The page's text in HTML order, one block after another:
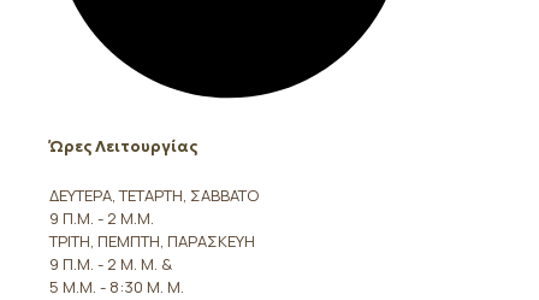
Ώρες Λειτουργίας
ΔΕΥΤΕΡΑ, ΤΕΤΑΡΤΗ, ΣΑΒΒΑΤΟ
9 Π.Μ. - 2 Μ.Μ.
ΤΡΙΤΗ, ΠΕΜΠΤΗ, ΠΑΡΑΣΚΕΥΗ
9 Π.Μ. - 2 Μ. Μ. &
5 Μ.Μ. - 8:30 Μ. Μ.